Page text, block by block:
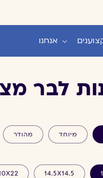
אנחנו
לבר
מיוחד מהודר
14.5X14.5
10X22